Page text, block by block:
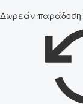
Δωρεάν παράδοση